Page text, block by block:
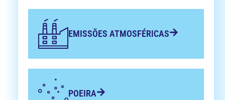
EMISSÕES ATMOSFÉRICAS
POEIRA